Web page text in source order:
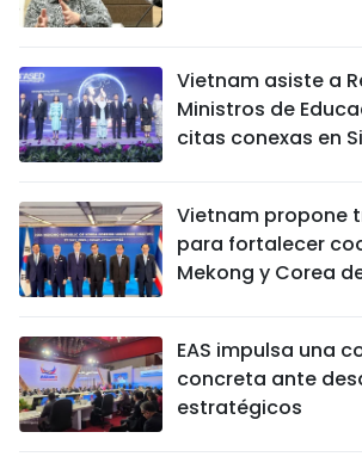
Vietnam asiste a
Ministros de
citas conexas en
Vietnam propone
para fortalecer
Mekong y Corea
EAS impulsa una
concreta ante
estratégicos